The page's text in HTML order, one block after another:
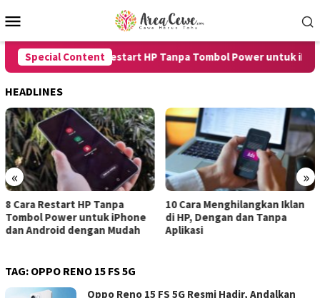
to
Menu
Special Content
8 Cara Restart HP Tanpa Tombol Power untuk iPhone
HEADLINES
« »
Tanpa
untuk iPhone
Mudah
10 Cara Menghilangkan Iklan
di HP, Dengan dan Tanpa
Aplikasi
7 Cara
untuk
TAG: OPPO RENO 15 FS 5G
Oppo Reno 15 FS 5G Resmi Hadir, Andalkan